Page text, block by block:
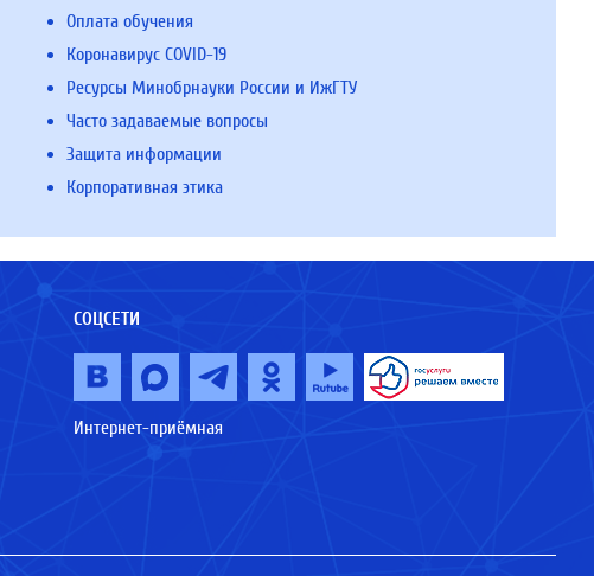
Оплата обучения
Коронавирус COVID-19
Ресурсы Минобрнауки России и ИжГТУ
Часто задаваемые вопросы
Защита информации
Корпоративная этика
СОЦСЕТИ
Интернет-приёмная